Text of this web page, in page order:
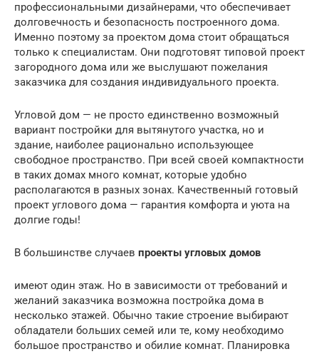
профессиональными дизайнерами, что обеспечивает
долговечность и безопасность построенного дома.
Именно поэтому за проектом дома стоит обращаться
только к специалистам. Они подготовят типовой проект
загородного дома или же выслушают пожелания
заказчика для создания индивидуального проекта.
Угловой дом — не просто единственно возможный
вариант постройки для вытянутого участка, но и
здание, наиболее рационально использующее
свободное пространство. При всей своей компактности
в таких домах много комнат, которые удобно
располагаются в разных зонах. Качественный готовый
проект углового дома — гарантия комфорта и уюта на
долгие годы!
В большинстве случаев проекты угловых домов
имеют один этаж. Но в зависимости от требований и
желаний заказчика возможна постройка дома в
несколько этажей. Обычно такие строение выбирают
обладатели больших семей или те, кому необходимо
большое пространство и обилие комнат. Планировка